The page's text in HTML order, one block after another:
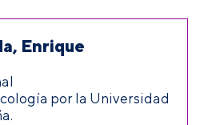
Enrique
por la Universidad